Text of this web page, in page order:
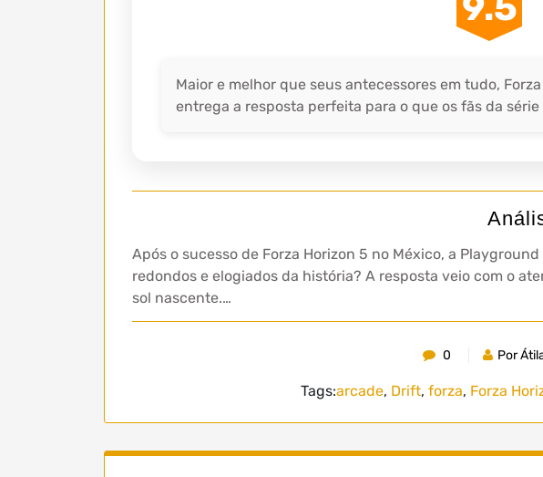
Maior e melhor que seus antecessores em tudo,
entrega a resposta perfeita para o que os fãs da
Após o sucesso de Forza Horizon 5 no México, a
redondos e elogiados da história? A resposta veio com o
sol nascente.…
0 Por
Tags:arcade, Drift, forza, Forza